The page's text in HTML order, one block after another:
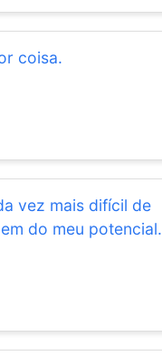
coisa.
vez mais difícil de
do meu potencial.